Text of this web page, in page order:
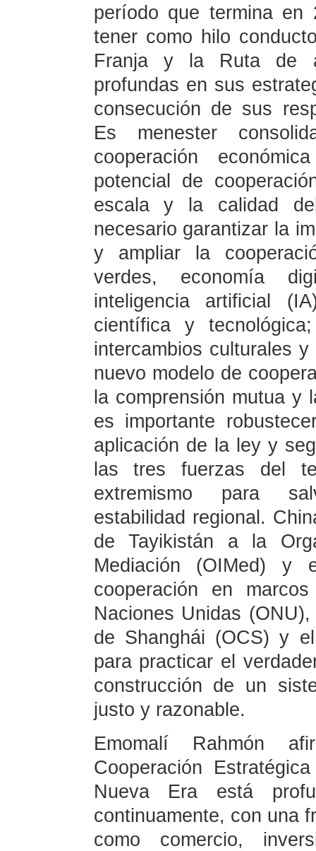
período que termina en
tener como hilo
Franja y la Ruta de
profundas en sus
consecución de sus
Es menester
cooperación
potencial de
escala y la calidad
necesario garantizar la
y ampliar la
verdes, economía
inteligencia artificial
científica y
intercambios culturales
nuevo modelo de
la comprensión mutua y
es importante
aplicación de la ley y
las tres fuerzas del
extremismo para
estabilidad regional.
de Tayikistán a la
Mediación (OIMed) y
cooperación en
Naciones Unidas
de Shanghái (OCS) y
para practicar el
construcción de un
justo y razonable.
Emomalí Rahmón
Cooperación
Nueva Era está
continuamente, con una
como comercio,